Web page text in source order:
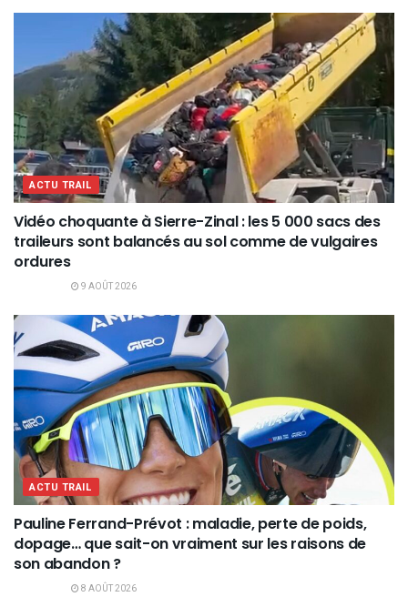
ACTU TRAIL
Vidéo choquante à Sierre-Zinal : les 5 000 sacs des
traileurs sont balancés au sol comme de vulgaires
ordures
9 AOÛT 2026
ACTU TRAIL
Pauline Ferrand-Prévot : maladie, perte de poids,
dopage… que sait-on vraiment sur les raisons de
son abandon ?
8 AOÛT 2026